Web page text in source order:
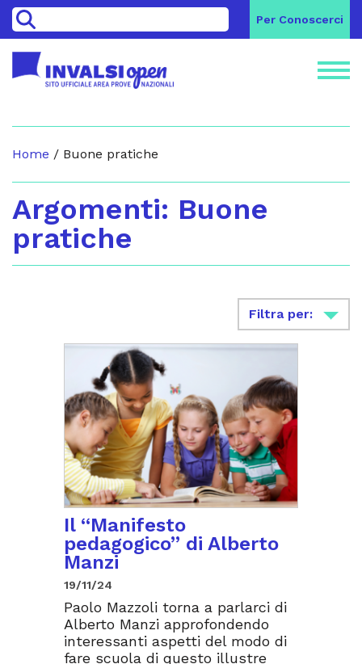
> Per Conoscerci
Home / Buone pratiche
Argomenti: Buone
pratiche
Filtra per:
Il “Manifesto
pedagogico” di Alberto
Manzi
19/11/24
Paolo Mazzoli torna a parlarci di
Alberto Manzi approfondendo
interessanti aspetti del modo di
fare scuola di questo illustre